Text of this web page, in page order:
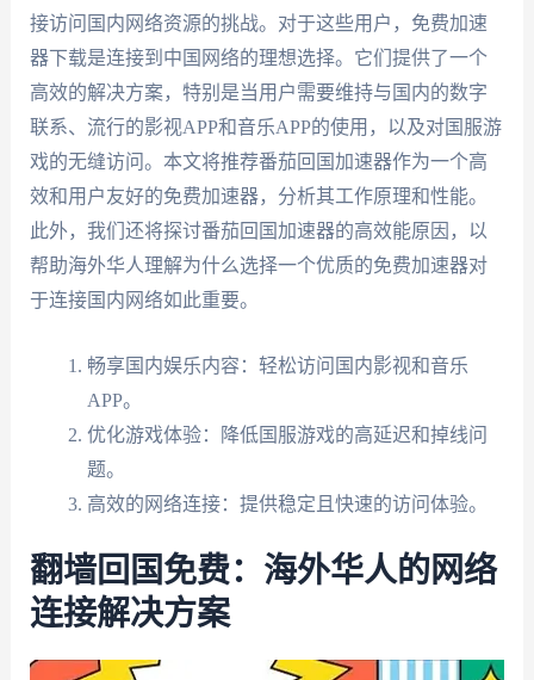
接访问国内网络资源的挑战。对于这些用户，免费加速
器下载是连接到中国网络的理想选择。它们提供了一个
高效的解决方案，特别是当用户需要维持与国内的数字
联系、流行的影视APP和音乐APP的使用，以及对国服游
戏的无缝访问。本文将推荐番茄回国加速器作为一个高
效和用户友好的免费加速器，分析其工作原理和性能。
此外，我们还将探讨番茄回国加速器的高效能原因，以
帮助海外华人理解为什么选择一个优质的免费加速器对
于连接国内网络如此重要。
畅享国内娱乐内容：轻松访问国内影视和音乐
APP。
优化游戏体验：降低国服游戏的高延迟和掉线问
题。
高效的网络连接：提供稳定且快速的访问体验。
翻墙回国免费：海外华人的网络
连接解决方案